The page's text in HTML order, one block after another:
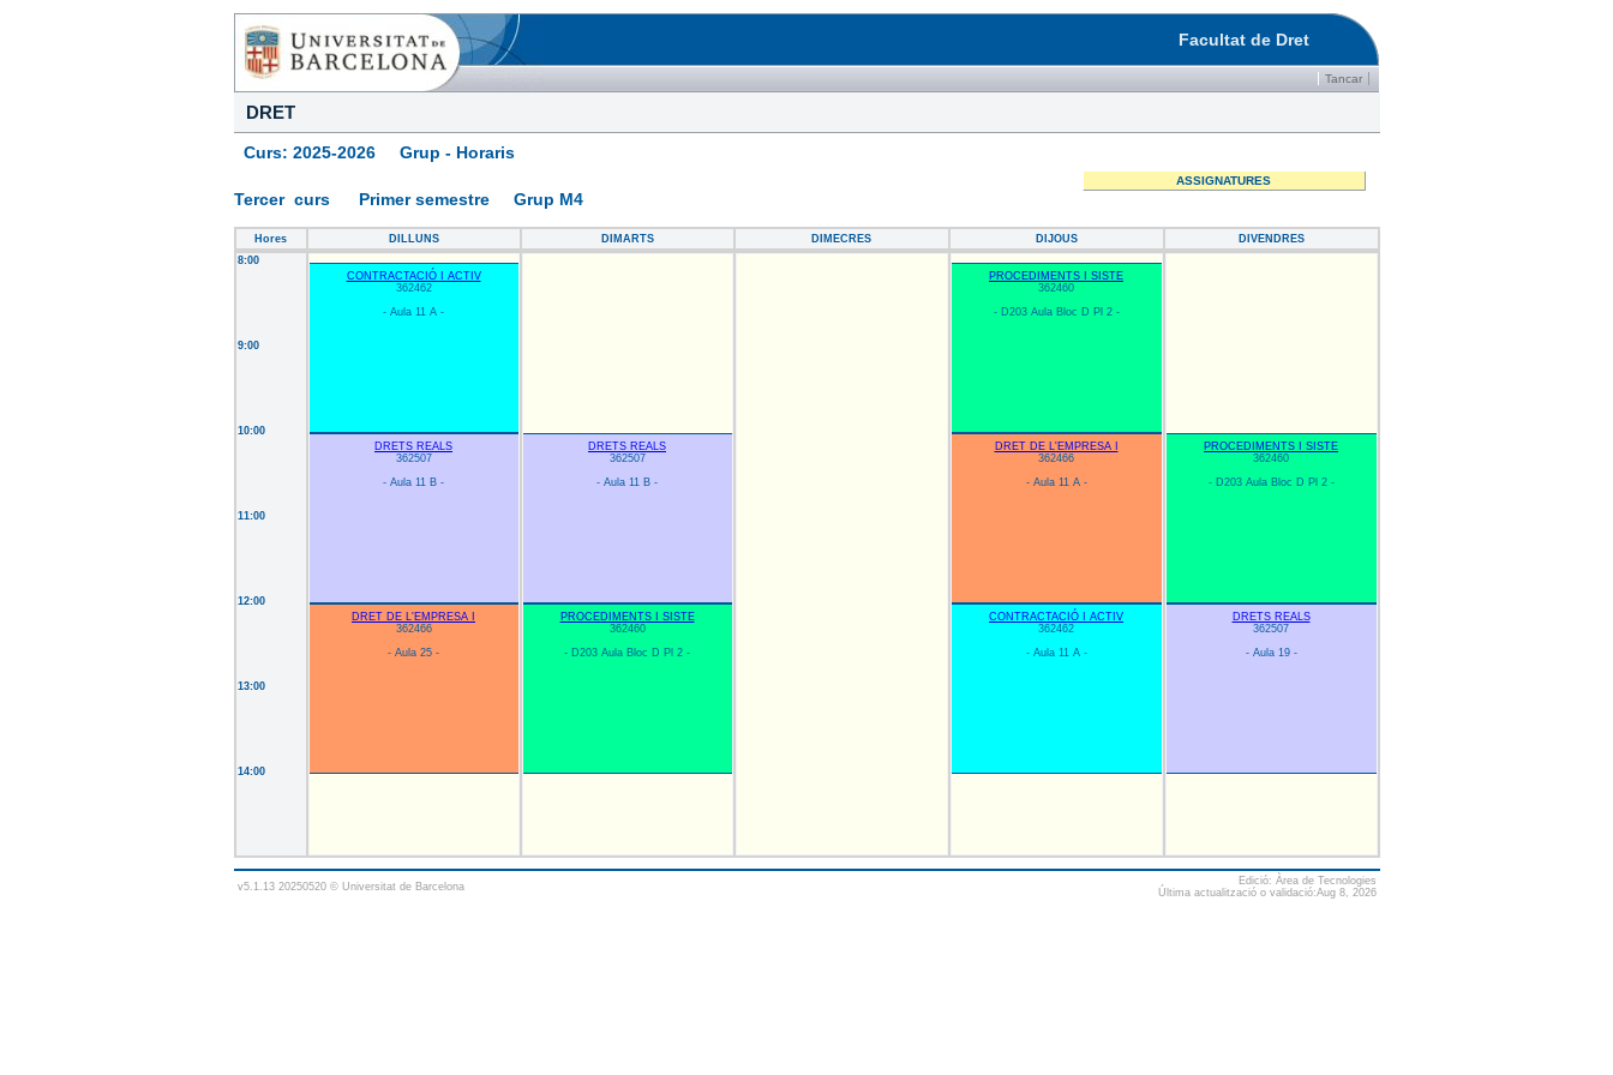
Facultat de Dret
Tancar
DRET
Curs: 2025-2026 Grup - Horaris
Tercer curs Primer semestre Grup M4
ASSIGNATURES
Hores DILLUNS DIMARTS DIMECRES DIJOUS
DIVENDRES
8:00
9:00
10:00
11:00
12:00
13:00
14:00
CONTRACTACIÓ I ACTIV
362462
- Aula 11 A -
DRET DE L'EMPRESA I
362466
- Aula 25 -
DRETS REALS
362507
- Aula 11 B -
DRETS REALS
362507
- Aula 11 B -
PROCEDIMENTS I SISTE
362460
- D203 Aula Bloc D Pl 2 -
CONTRACTACIÓ I ACTIV
362462
- Aula 11 A -
DRET DE L'EMPRESA I
362466
- Aula 11 A -
PROCEDIMENTS I SISTE
362460
- D203 Aula Bloc D Pl 2 -
DRETS REALS
362507
- Aula 19 -
PROCEDIMENTS I SISTE
362460
- D203 Aula Bloc D Pl 2 -
v5.1.13 20250520 © Universitat de Barcelona
Edició: Àrea de Tecnologies
Última actualització o validació:Aug 8, 2026